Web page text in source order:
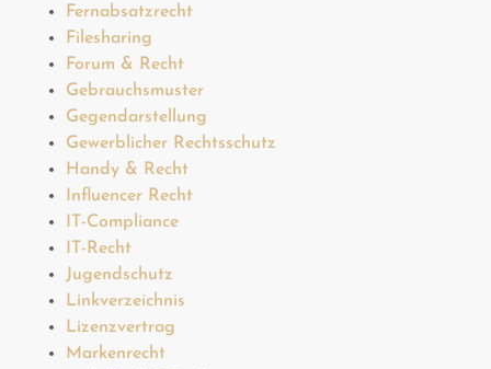
Fernabsatzrecht
Filesharing
Forum & Recht
Gebrauchsmuster
Gegendarstellung
Gewerblicher Rechtsschutz
Handy & Recht
Influencer Recht
IT-Compliance
IT-Recht
Jugendschutz
Linkverzeichnis
Lizenzvertrag
Markenrecht